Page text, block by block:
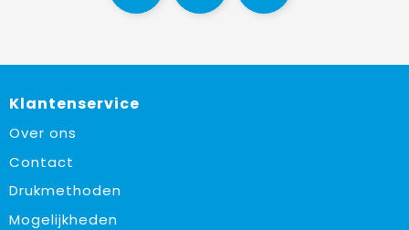
Klantenservice
Over ons
Contact
Drukmethoden
Mogelijkheden